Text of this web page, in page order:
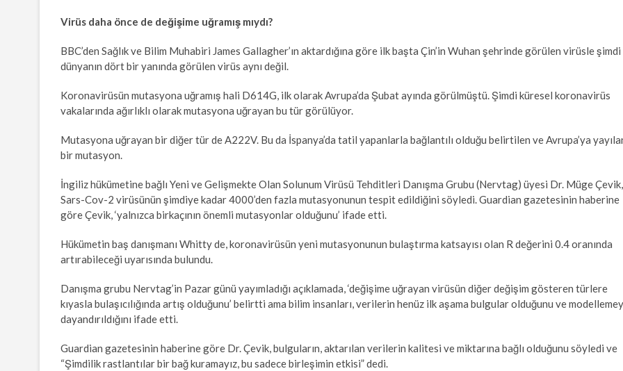
Virüs daha önce de değişime uğramış mıydı?
BBC’den Sağlık ve Bilim Muhabiri James Gallagher’ın aktardığına göre ilk başta Çin’in Wuhan şehrinde görülen virüsle şimdi
dünyanın dört bir yanında görülen virüs aynı değil.
Koronavirüsün mutasyona uğramış hali D614G, ilk olarak Avrupa’da Şubat ayında görülmüştü. Şimdi küresel koronavirüs
vakalarında ağırlıklı olarak mutasyona uğrayan bu tür görülüyor.
Mutasyona uğrayan bir diğer tür de A222V. Bu da İspanya’da tatil yapanlarla bağlantılı olduğu belirtilen ve Avrupa’ya
bir mutasyon.
İngiliz hükümetine bağlı Yeni ve Gelişmekte Olan Solunum Virüsü Tehditleri Danışma Grubu (Nervtag) üyesi Dr. Müge Çevik,
Sars-Cov-2 virüsünün şimdiye kadar 4000’den fazla mutasyonunun tespit edildiğini söyledi. Guardian gazetesinin haberine
göre Çevik, ‘yalnızca birkaçının önemli mutasyonlar olduğunu’ ifade etti.
Hükümetin baş danışmanı Whitty de, koronavirüsün yeni mutasyonunun bulaştırma katsayısı olan R değerini 0.4 oranında
artırabileceği uyarısında bulundu.
Danışma grubu Nervtag’in Pazar günü yayımladığı açıklamada, ‘değişime uğrayan virüsün diğer değişim gösteren türlere
kıyasla bulaşıcılığında artış olduğunu’ belirtti ama bilim insanları, verilerin henüz ilk aşama bulgular olduğunu ve
dayandırıldığını ifade etti.
Guardian gazetesinin haberine göre Dr. Çevik, bulguların, aktarılan verilerin kalitesi ve miktarına bağlı olduğunu söyledi ve
“Şimdilik rastlantılar bir bağ kuramayız, bu sadece birleşimin etkisi” dedi.